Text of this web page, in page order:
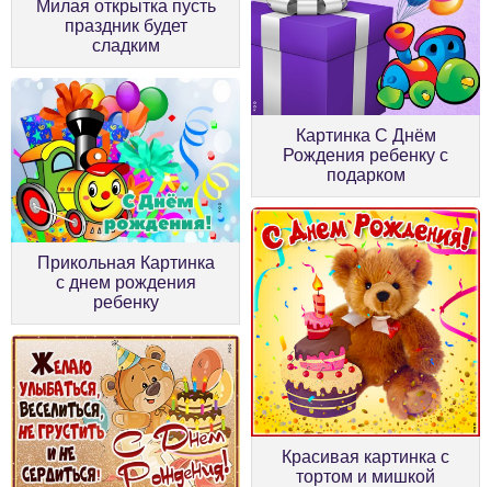
Милая открытка пусть
праздник будет
сладким
Картинка С Днём
Рождения ребенку с
подарком
Прикольная Картинка
с днем рождения
ребенку
Красивая картинка с
тортом и мишкой